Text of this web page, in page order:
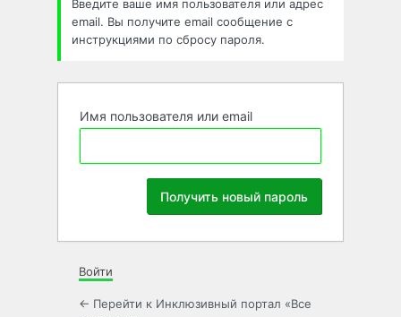
Введите ваше имя пользователя или адрес
email. Вы получите email сообщение с
инструкциями по сбросу пароля.
Имя пользователя или email
Войти
← Перейти к Инклюзивный портал «Все